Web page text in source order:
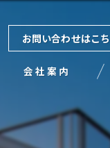
お問い合わせはこ
会社案内